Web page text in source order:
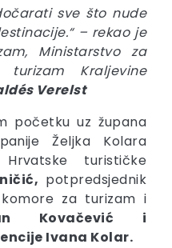
sve što nude
– rekao je
Ministarstvo za
Kraljevine
Verelst
početku uz župana
Željka Kolara
turističke
potpredsjednik
za turizam i
Kovačević i
Ivana Kolar.